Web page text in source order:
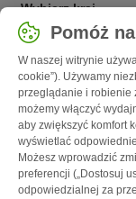
Wybierz kraj
Polska / PL
Follow zooplus
Pomóż
W naszej witrynie
cookie”). Używamy
przeglądanie i robienie
możemy włączyć
aby zwiększyć komfort
wyświetlać
Możesz wprowadzić
preferencji („Dostosuj
odpowiedzialnej za